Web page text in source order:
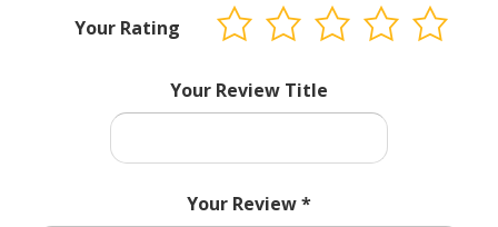
Your Rating
Your Review Title
Your Review*